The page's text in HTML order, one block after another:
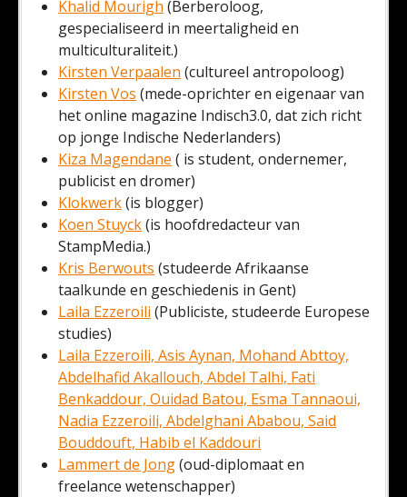
Khalid Mourigh (Berberoloog,
gespecialiseerd in meertaligheid en
multiculturaliteit.)
Kirsten Verpaalen (cultureel antropoloog)
Kirsten Vos (mede-oprichter en eigenaar van
het online magazine Indisch3.0, dat zich richt
op jonge Indische Nederlanders)
Kiza Magendane ( is student, ondernemer,
publicist en dromer)
Klokwerk(is blogger)
Koen Stuyck(is hoofdredacteur van
StampMedia.)
Kris Berwouts (studeerde Afrikaanse
taalkunde en geschiedenis in Gent)
Laila Ezzeroili (Publiciste, studeerde Europese
studies)
Laila Ezzeroili, Asis Aynan, Mohand Abttoy,
Abdelhafid Akallouch, Abdel Talhi, Fati
Benkaddour, Ouidad Batou, Esma Tannaoui,
Nadia Ezzeroili, Abdelghani Ababou, Said
Bouddouft, Habib el Kaddouri
Lammert de Jong(oud-diplomaat en
freelance wetenschapper)